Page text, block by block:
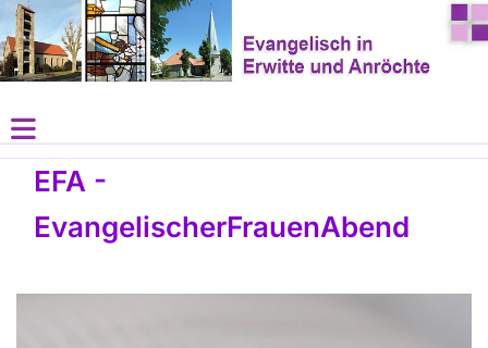
EFA -
EvangelischerFrauenAbend